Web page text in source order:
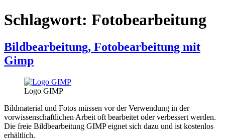
Schlagwort: Fotobearbeitung
Bildbearbeitung, Fotobearbeitung mit
Gimp
Logo GIMP
Bildmaterial und Fotos müssen vor der Verwendung in der
vorwissenschaftlichen Arbeit oft bearbeitet oder verbessert werden.
Die freie Bildbearbeitung GIMP eignet sich dazu und ist kostenlos
erhältlich.